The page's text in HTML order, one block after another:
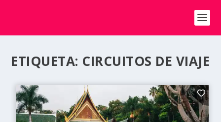
ETIQUETA: CIRCUITOS DE VIAJE